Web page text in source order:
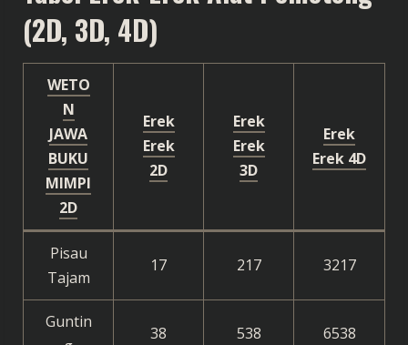
(2D, 3D, 4D)
WETO
N
JAWA
BUKU
MIMPI
2D
Erek
Erek
2D
Erek
Erek
3D
Erek
Erek 4D
Pisau
Tajam
17 217 3217
Guntin
38 538 6538